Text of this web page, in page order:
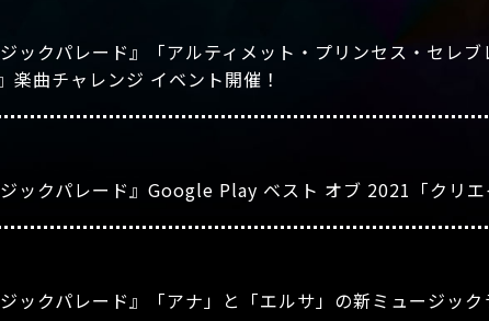
ジックパレード』「アルティメット・プリンセス・セレ
楽曲チャレンジ イベント開催！
ジックパレード』Google Play ベスト オブ 2021「クリ
ジックパレード』「アナ」と「エルサ」の新ミュージッ